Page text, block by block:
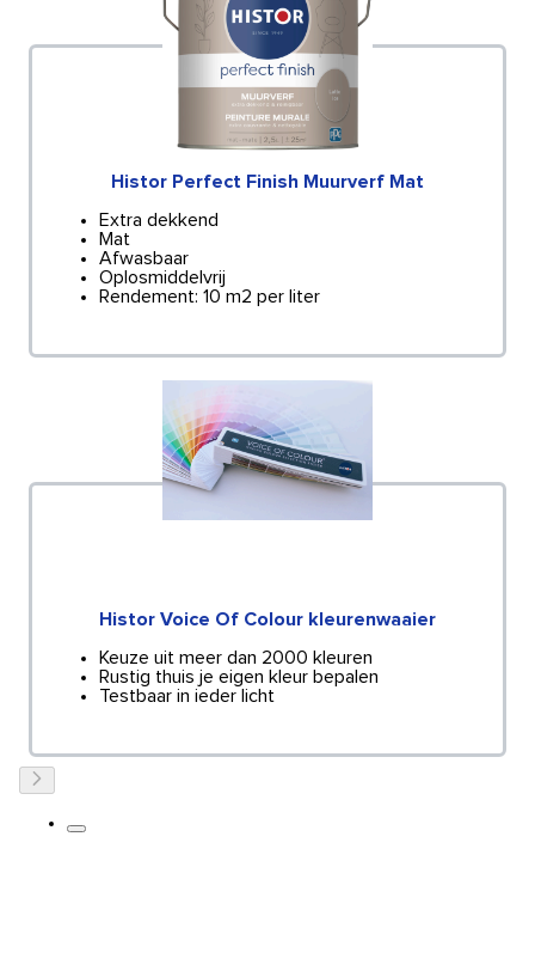
Histor Perfect Finish Muurverf Mat
Extra dekkend
Mat
Afwasbaar
Oplosmiddelvrij
Rendement: 10 m2 per liter
Histor Voice Of Colour kleurenwaaier
Keuze uit meer dan 2000 kleuren
Rustig thuis je eigen kleur bepalen
Testbaar in ieder licht